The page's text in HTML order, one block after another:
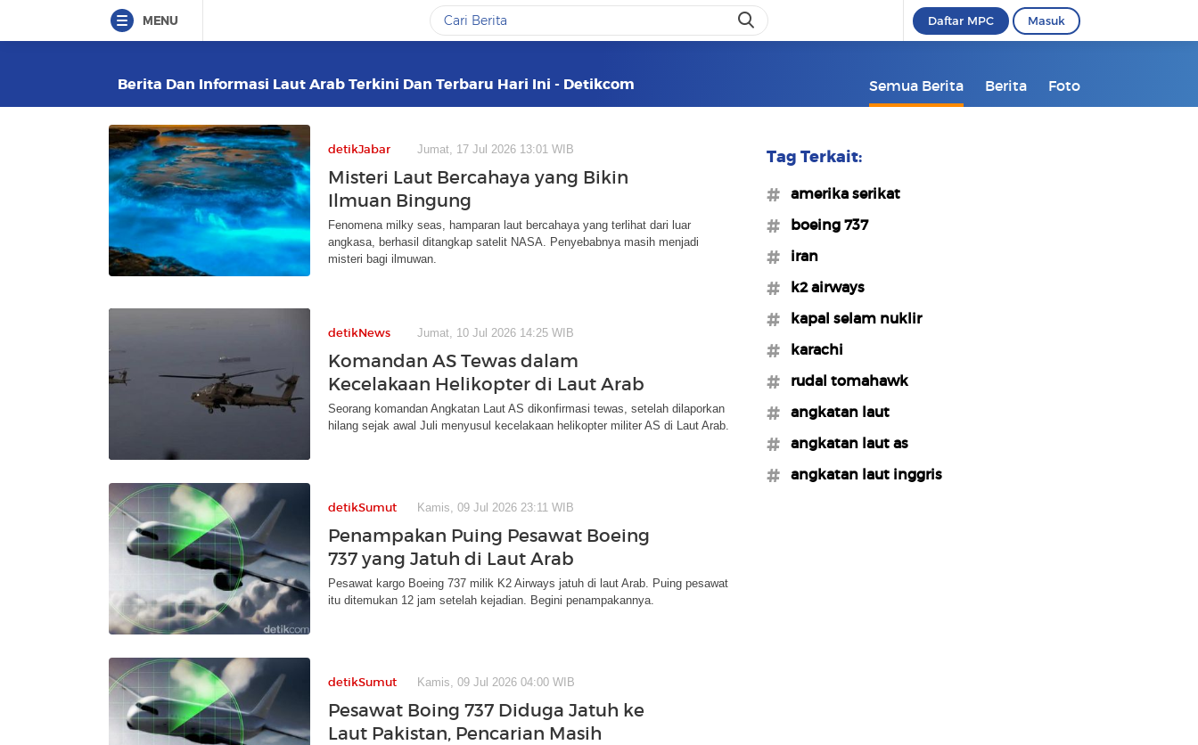
MENU Daftar MPC Masuk
Berita Dan Informasi Laut Arab Terkini Dan Terbaru Hari Ini - Detikcom Semua Berita Berita Foto
detikJabar Jumat, 17 Jul 2026 13:01 WIB
Misteri Laut Bercahaya yang Bikin
Ilmuan Bingung
Fenomena milky seas, hamparan laut bercahaya yang terlihat dari luar
angkasa, berhasil ditangkap satelit NASA. Penyebabnya masih menjadi
misteri bagi ilmuwan.
detikNews Jumat, 10 Jul 2026 14:25 WIB
Komandan AS Tewas dalam
Kecelakaan Helikopter di Laut Arab
Seorang komandan Angkatan Laut AS dikonfirmasi tewas, setelah dilaporkan
hilang sejak awal Juli menyusul kecelakaan helikopter militer AS di Laut Arab.
detikSumut Kamis, 09 Jul 2026 23:11 WIB
Penampakan Puing Pesawat Boeing
737 yang Jatuh di Laut Arab
Pesawat kargo Boeing 737 milik K2 Airways jatuh di laut Arab. Puing pesawat
itu ditemukan 12 jam setelah kejadian. Begini penampakannya.
detikSumut Kamis, 09 Jul 2026 04:00 WIB
Pesawat Boing 737 Diduga Jatuh ke
Laut Pakistan, Pencarian Masih
Tag Terkait:
#amerika serikat
#boeing 737
#iran
#k2 airways
#kapal selam nuklir
#karachi
#rudal tomahawk
#angkatan laut
#angkatan laut as
#angkatan laut inggris